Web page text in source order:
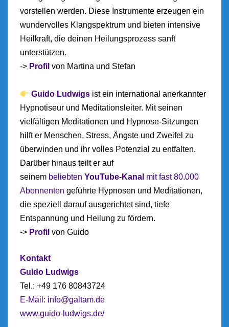
vorstellen werden. Diese Instrumente erzeugen ein
wundervolles Klangspektrum und bieten intensive
Heilkraft, die deinen Heilungsprozess sanft
unterstützen.
-> Profil von Martina und Stefan
Guido Ludwigs ist ein international anerkannter
Hypnotiseur und Meditationsleiter. Mit seinen
vielfältigen Meditationen und Hypnose-Sitzungen
hilft er Menschen, Stress, Ängste und Zweifel zu
überwinden und ihr volles Potenzial zu entfalten.
Darüber hinaus teilt er auf
seinem beliebten YouTube-Kanal mit fast 80.000
Abonnenten geführte Hypnosen und Meditationen,
die speziell darauf ausgerichtet sind, tiefe
Entspannung und Heilung zu fördern.
-> Profil von Guido
Kontakt
Guido Ludwigs
Tel.: +49 176 80843724
E-Mail: info@galtam.de
www.guido-ludwigs.de/